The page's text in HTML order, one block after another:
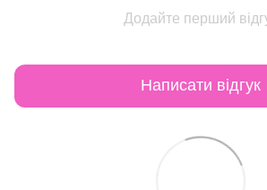
Додайте перший
Написати відгук